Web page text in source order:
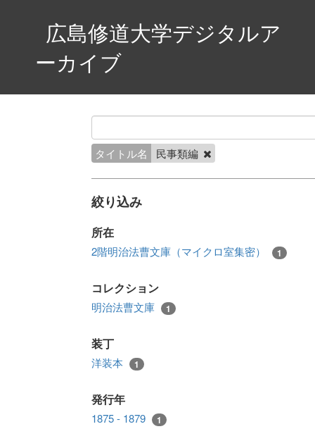
広島修道大学デジタルア
ーカイブ
タイトル名 民事類編
絞り込み
所在
2階明治法曹文庫（マイクロ室集密） 1
コレクション
明治法曹文庫 1
装丁
洋装本 1
発行年
1875 - 1879 1